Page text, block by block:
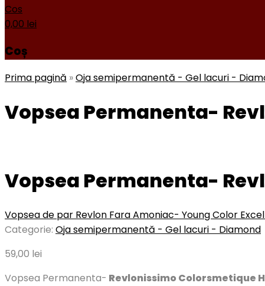
Cos
0,00 lei
Coș
Prima pagină »Oja semipermanentă - Gel lacuri -
Vopsea Permanenta-
Vopsea Permanenta-
Vopsea de par Revlon Fara Amoniac- Young Color Excel
Categorie: Oja semipermanentă - Gel lacuri - Diamond
59,00 lei
Vopsea Permanenta- Revlonissimo Colorsmetique